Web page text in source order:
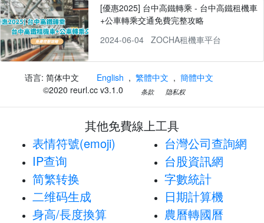
[優惠2025] 台中高鐵轉乘 - 台中高鐵租機車
+公車轉乘交通免費完整攻略
2024-06-04
ZOCHA租機車平台
语言: 简体中文 English , 繁體中文 , 簡體中文
©2020 reurl.cc v3.1.0
条款 隐私权
其他免費線上工具
表情符號(emoji)
IP查询
简繁转换
二维码生成
身高/長度換算
台灣公司查詢網
台股資訊網
字數統計
日期計算機
農曆轉國曆